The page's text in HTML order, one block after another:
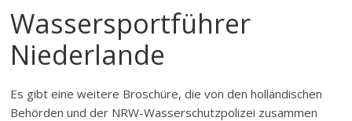
Wassersportführer
Niederlande
Es gibt eine weitere Broschüre, die von den holländischen
Behörden und der NRW-Wasserschutzpolizei zusammen